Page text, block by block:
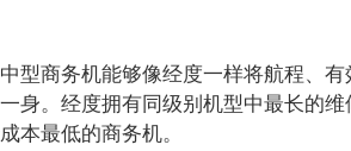
型商务机能够像经度一样将航程、
身。经度拥有同级别机型中最长的
本最低的商务机。